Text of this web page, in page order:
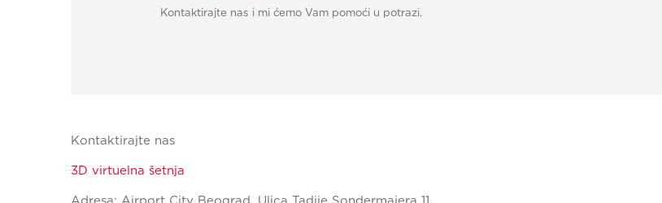
Kontaktirajte nas i mi ćemo Vam pomoći u potrazi.
Kontaktirajte nas
3D virtuelna šetnja